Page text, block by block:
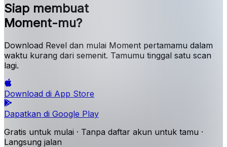
Siap membuat
Moment-mu?
Download Revel dan mulai Moment pertamamu dalam
waktu kurang dari semenit. Tamumu tinggal satu scan
lagi.
Download di App Store
Dapatkan di Google Play
Gratis untuk mulai · Tanpa daftar akun untuk tamu ·
Langsung jalan